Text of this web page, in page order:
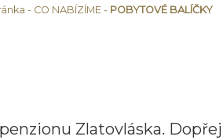
- CO NABÍZÍME - POBYTOVÉ BALÍČKY
Zlatovláska.